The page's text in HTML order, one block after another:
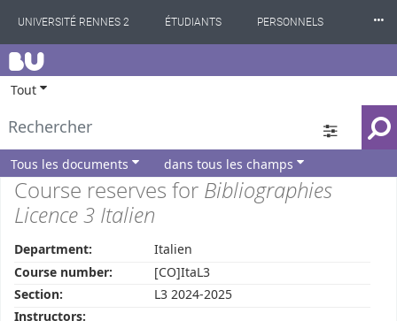
UNIVERSITÉ RENNES 2 ÉTUDIANTS PERSONNELS
INTERNATIONAL
⸱⸱⸱
BU
Tout
Tous les documents dans tous les champs
Course reserves for Bibliographies
Licence 3 Italien
Department:
Italien
Course number:
[CO]ItaL3
Section:
L3 2024-2025
Instructors: